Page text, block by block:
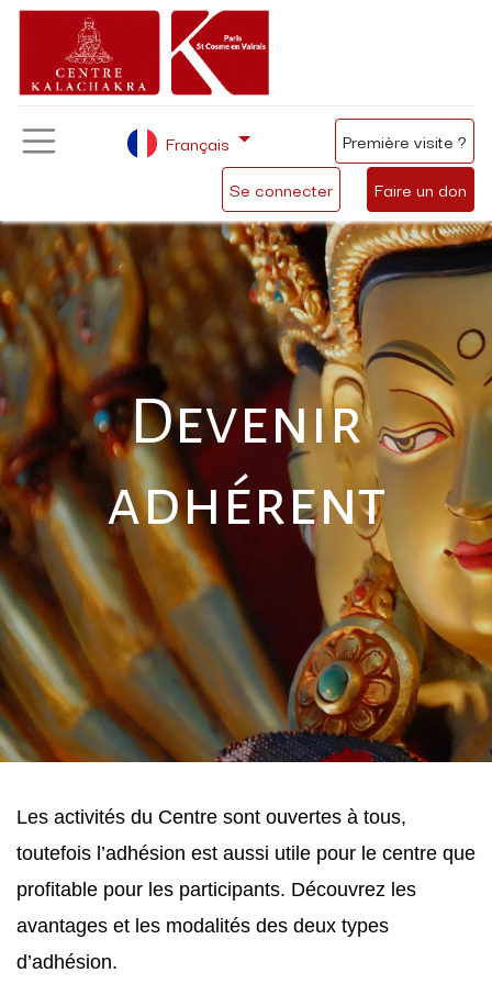
Se connecter Faire un don
Français Première visite ?
Devenir
adhérent
Les activités du Centre sont ouvertes à tous,
toutefois l’adhésion est aussi utile pour le centre que
profitable pour les participants. Découvrez les
avantages et les modalités des deux types
d’adhésion.